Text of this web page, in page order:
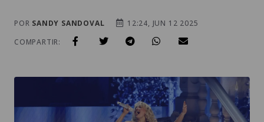
POR SANDY SANDOVAL
12:24, JUN 12 2025
COMPARTIR: